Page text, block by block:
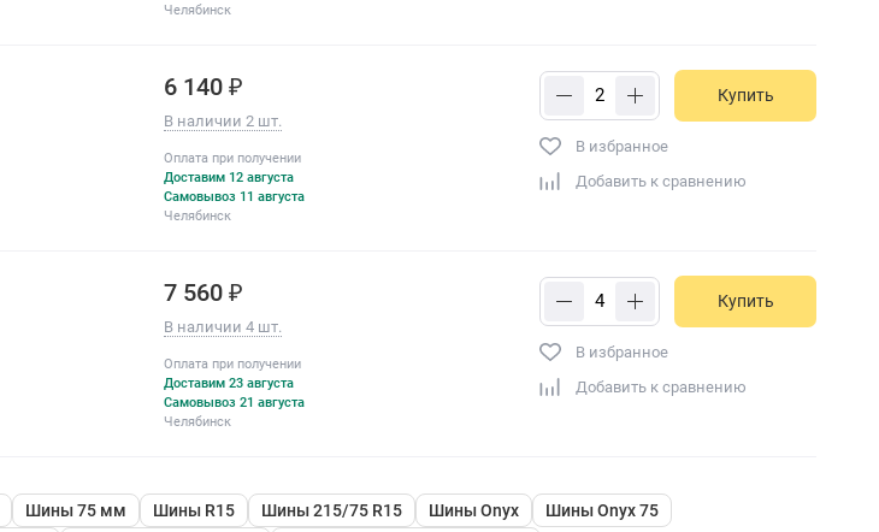
Челябинск
6 140 ₽
В наличии 2 шт.
Оплата при получении
Доставим 12 августа
Самовывоз 11 августа
Челябинск
Купить
В избранное
Добавить к сравнению
7 560 ₽
В наличии 4 шт.
Оплата при получении
Доставим 23 августа
Самовывоз 21 августа
Челябинск
Купить
В избранное
Добавить к сравнению
Шины 75 мм Шины R15 Шины 215/75 R15 Шины Onyx
Шины Onyx 75